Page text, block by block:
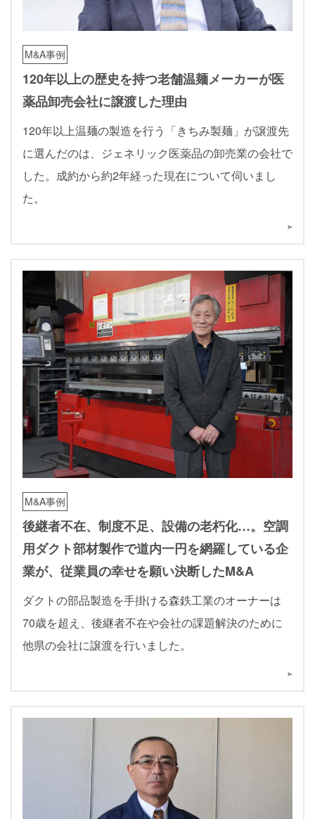
M&A事例
120年以上の歴史を持つ老舗温麺メーカーが医
薬品卸売会社に譲渡した理由
120年以上温麺の製造を行う「きちみ製麺」が譲渡先
に選んだのは、ジェネリック医薬品の卸売業の会社で
した。成約から約2年経った現在について伺いまし
た。
M&A事例
後継者不在、制度不足、設備の老朽化…。空調
用ダクト部材製作で道内一円を網羅している企
業が、従業員の幸せを願い決断したM&A
ダクトの部品製造を手掛ける森鉄工業のオーナーは
70歳を超え、後継者不在や会社の課題解決のために
他県の会社に譲渡を行いました。